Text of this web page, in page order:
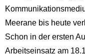
Meerane bis heute
Schon in der ersten
Arbeitseinsatz am